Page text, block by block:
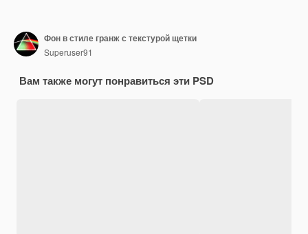
Фон в стиле гранж с текстурой щетки
Superuser91
Вам также могут понравиться эти PSD